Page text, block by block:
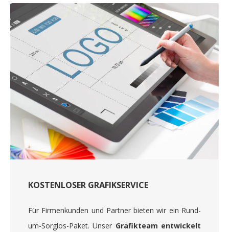
KOSTENLOSER GRAFIKSERVICE
Für Firmenkunden und Partner bieten wir ein Rund-
um-Sorglos-Paket. Unser Grafikteam entwickelt